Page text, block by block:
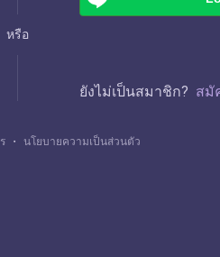
หรือ
ยังไม่เป็นสมาชิก? สมั
・ นโยบายความเป็นส่วนตัว